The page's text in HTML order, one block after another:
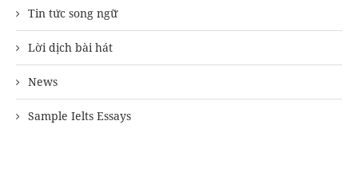
Tin tức song ngữ
Lời dịch bài hát
News
Sample Ielts Essays